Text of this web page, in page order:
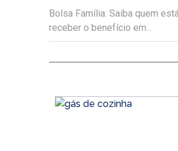
Bolsa Família: Saiba quem
receber o benefício em...